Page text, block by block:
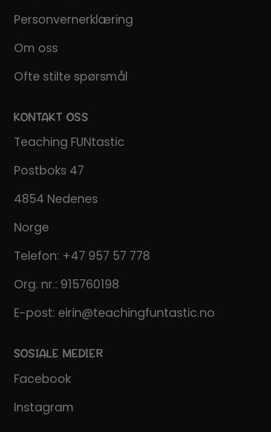
Personvernerklæring
Om oss
Ofte stilte spørsmål
KONTAKT OSS
Teaching FUNtastic
Postboks 47
4854 Nedenes
Norge
Telefon: +47 957 57 778
Org. nr.: 915760198
E-post: eirin@teachingfuntastic.no
SOSIALE MEDIER
Facebook
Instagram